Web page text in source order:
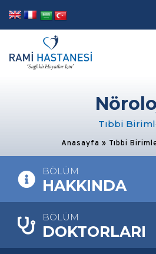
Tıbbi
Anasayfa » Tıbbi
BÖLÜM
HAKKINDA
BÖLÜM
DOKTORLARI